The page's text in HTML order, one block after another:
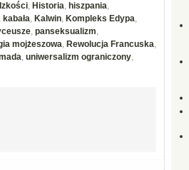
, Historia, hiszpania,
, kabała, Kalwin, Kompleks Edypa,
, panseksualizm,
mojżeszowa, Rewolucja Francuska,
, uniwersalizm ograniczony,